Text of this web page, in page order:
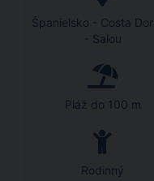
Španielsko - Costa
- Salou
Pláž do 100 m
Rodinný